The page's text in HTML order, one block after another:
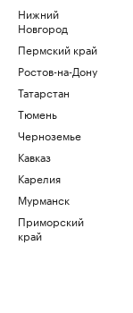
Нижний
Новгород
Пермский край
Ростов-на-Дону
Татарстан
Тюмень
Черноземье
Кавказ
Карелия
Мурманск
Приморский
край